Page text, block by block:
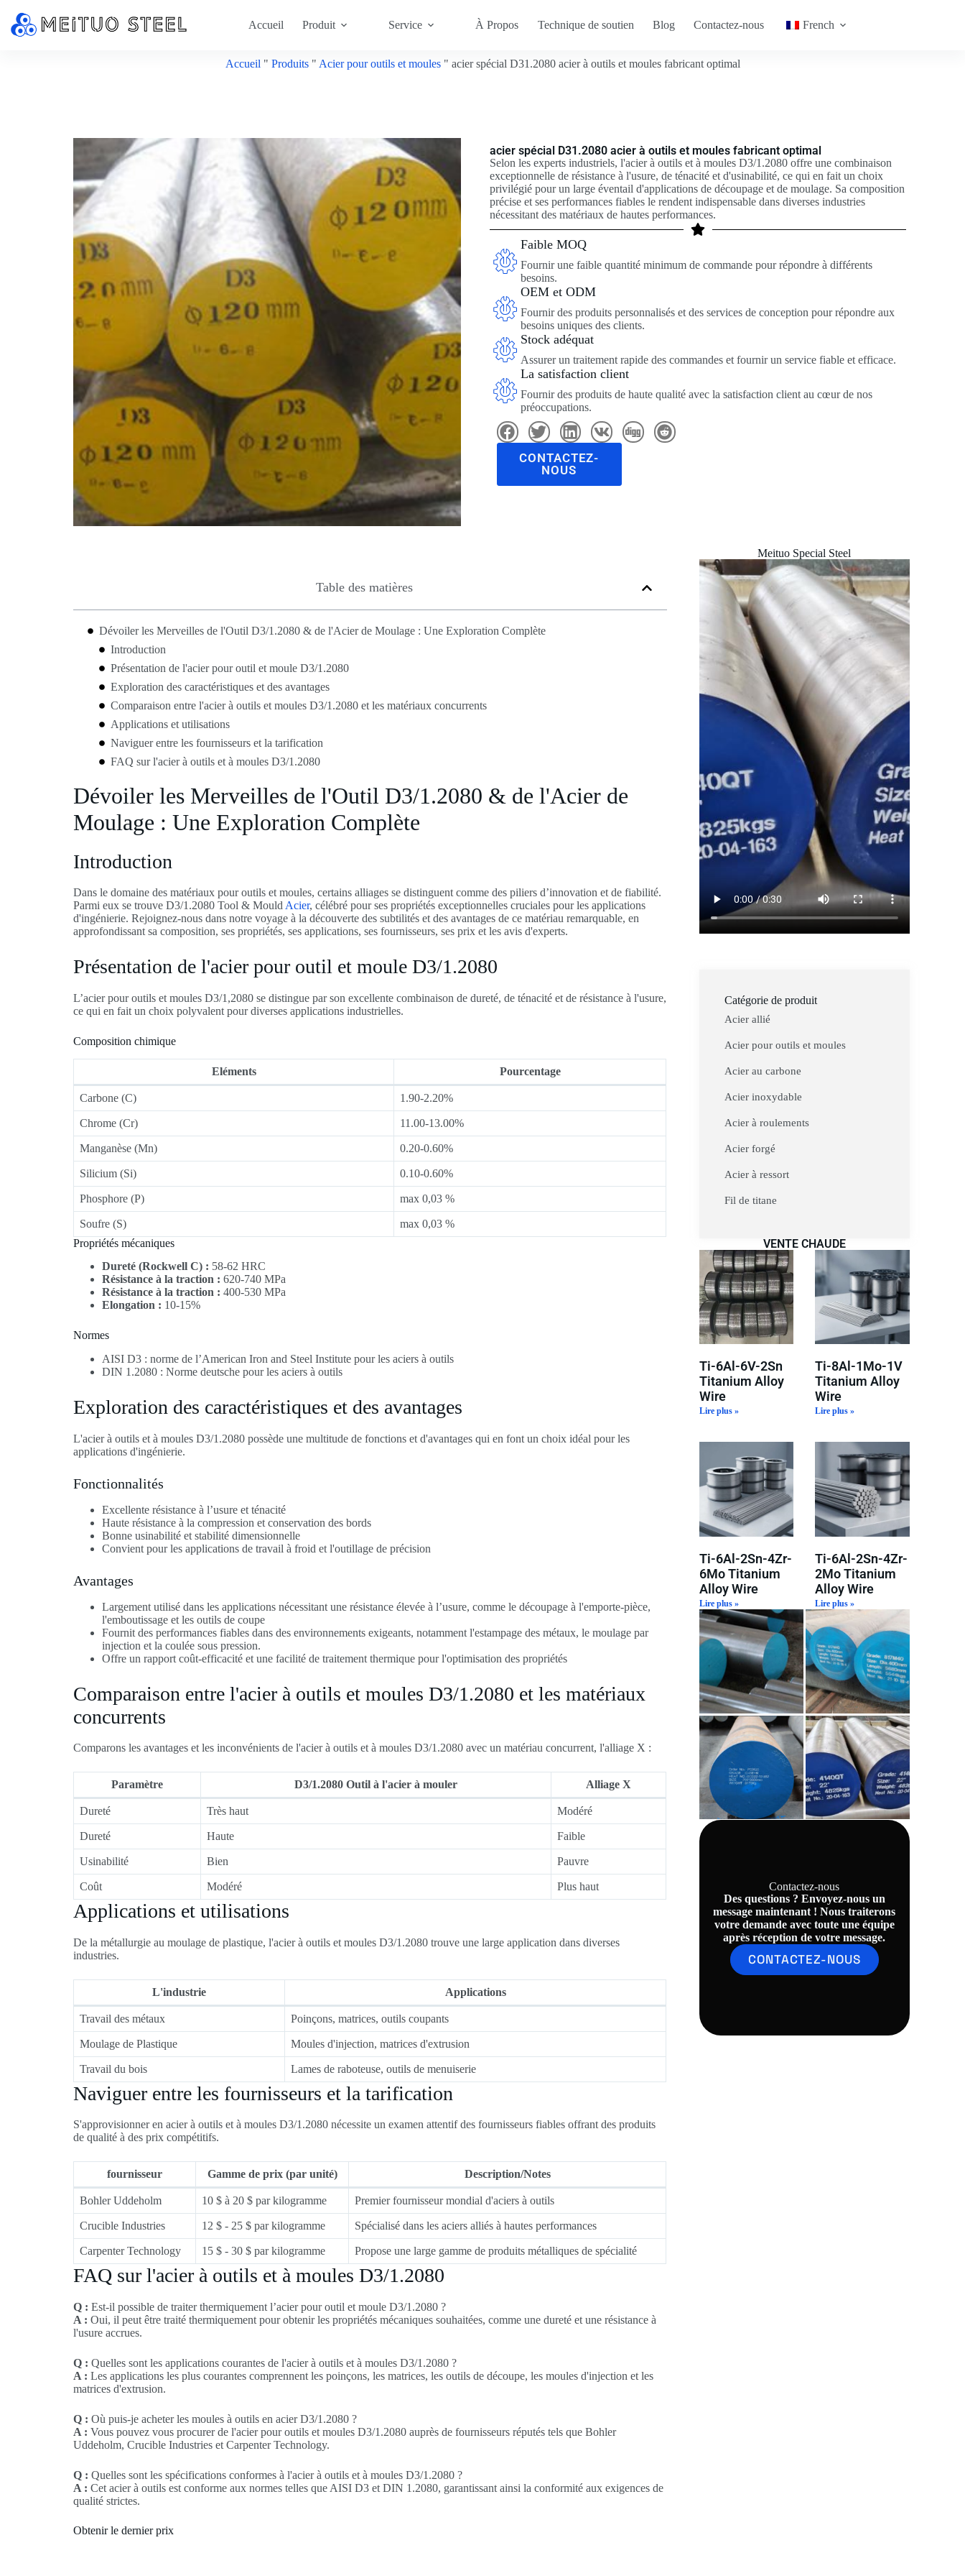
Accueil Produit Service À Propos Technique de soutien Blog Contactez-nous French
Accueil " Produits" Acier pour outils et moules" acier spécial D31.2080 acier à outils et moules fabricant optimal
acier spécial D31.2080 acier à outils et moules fabricant optimal
Selon les experts industriels, l'acier à outils et à moules D3/1.2080 offre une combinaison
exceptionnelle de résistance à l'usure, de ténacité et d'usinabilité, ce qui en fait un choix
privilégié pour un large éventail d'applications de découpage et de moulage. Sa composition
précise et ses performances fiables le rendent indispensable dans diverses industries
nécessitant des matériaux de hautes performances.
Faible MOQ
Fournir une faible quantité minimum de commande pour répondre à différents
besoins.
OEM et ODM
Fournir des produits personnalisés et des services de conception pour répondre aux
besoins uniques des clients.
Stock adéquat
Assurer un traitement rapide des commandes et fournir un service fiable et efficace.
La satisfaction client
Fournir des produits de haute qualité avec la satisfaction client au cœur de nos
préoccupations.
CONTACTEZ-
NOUS
Table des matières
Dévoiler les Merveilles de l'Outil D3/1.2080 & de l'Acier de Moulage : Une Exploration Complète
Introduction
Présentation de l'acier pour outil et moule D3/1.2080
Exploration des caractéristiques et des avantages
Comparaison entre l'acier à outils et moules D3/1.2080 et les matériaux concurrents
Applications et utilisations
Naviguer entre les fournisseurs et la tarification
FAQ sur l'acier à outils et à moules D3/1.2080
Dévoiler les Merveilles de l'Outil D3/1.2080 & de l'Acier de
Moulage : Une Exploration Complète
Introduction
Dans le domaine des matériaux pour outils et moules, certains alliages se distinguent comme des piliers d’innovation et de fiabilité.
Parmi eux se trouve D3/1.2080 Tool & Mould Acier, célébré pour ses propriétés exceptionnelles cruciales pour les applications
d'ingénierie. Rejoignez-nous dans notre voyage à la découverte des subtilités et des avantages de ce matériau remarquable, en
approfondissant sa composition, ses propriétés, ses applications, ses fournisseurs, ses prix et les avis d'experts.
Présentation de l'acier pour outil et moule D3/1.2080
L’acier pour outils et moules D3/1,2080 se distingue par son excellente combinaison de dureté, de ténacité et de résistance à l'usure,
ce qui en fait un choix polyvalent pour diverses applications industrielles.
Composition chimique
Eléments Pourcentage
Carbone (C) 1.90-2.20%
Chrome (Cr) 11.00-13.00%
Manganèse (Mn) 0.20-0.60%
Silicium (Si) 0.10-0.60%
Phosphore (P) max 0,03 %
Soufre (S)
max 0,03 %
Propriétés mécaniques
Dureté (Rockwell C) : 58-62 HRC
Résistance à la traction : 620-740 MPa
Résistance à la traction : 400-530 MPa
Elongation : 10-15%
Normes
AISI D3 : norme de l’American Iron and Steel Institute pour les aciers à outils
DIN 1.2080 : Norme deutsche pour les aciers à outils
Exploration des caractéristiques et des avantages
L'acier à outils et à moules D3/1.2080 possède une multitude de fonctions et d'avantages qui en font un choix idéal pour les
applications d'ingénierie.
Fonctionnalités
Excellente résistance à l’usure et ténacité
Haute résistance à la compression et conservation des bords
Bonne usinabilité et stabilité dimensionnelle
Convient pour les applications de travail à froid et l'outillage de précision
Avantages
Largement utilisé dans les applications nécessitant une résistance élevée à l’usure, comme le découpage à l'emporte-pièce,
l'emboutissage et les outils de coupe
Fournit des performances fiables dans des environnements exigeants, notamment l'estampage des métaux, le moulage par
injection et la coulée sous pression.
Offre un rapport coût-efficacité et une facilité de traitement thermique pour l'optimisation des propriétés
Comparaison entre l'acier à outils et moules D3/1.2080 et les matériaux
concurrents
Comparons les avantages et les inconvénients de l'acier à outils et à moules D3/1.2080 avec un matériau concurrent, l'alliage X :
Paramètre D3/1.2080 Outil à l'acier à mouler Alliage X
Dureté Très haut Modéré
Dureté Haute Faible
Usinabilité Bien Pauvre
Coût Modéré Plus haut
Applications et utilisations
De la métallurgie au moulage de plastique, l'acier à outils et moules D3/1.2080 trouve une large application dans diverses
industries.
L'industrie Applications
Travail des métaux Poinçons, matrices, outils coupants
Moulage de Plastique Moules d'injection, matrices d'extrusion
Travail du bois Lames de raboteuse, outils de menuiserie
Naviguer entre les fournisseurs et la tarification
S'approvisionner en acier à outils et à moules D3/1.2080 nécessite un examen attentif des fournisseurs fiables offrant des produits
de qualité à des prix compétitifs.
fournisseur Gamme de prix (par unité) Description/Notes
Bohler Uddeholm 10 $ à 20 $ par kilogramme Premier fournisseur mondial d'aciers à outils
Crucible Industries 12 $ - 25 $ par kilogramme Spécialisé dans les aciers alliés à hautes performances
Carpenter Technology 15 $ - 30 $ par kilogramme Propose une large gamme de produits métalliques de spécialité
FAQ sur l'acier à outils et à moules D3/1.2080
Q : Est-il possible de traiter thermiquement l’acier pour outil et moule D3/1.2080 ?
A : Oui, il peut être traité thermiquement pour obtenir les propriétés mécaniques souhaitées, comme une dureté et une résistance à
l'usure accrues.
Q : Quelles sont les applications courantes de l'acier à outils et à moules D3/1.2080 ?
A : Les applications les plus courantes comprennent les poinçons, les matrices, les outils de découpe, les moules d'injection et les
matrices d'extrusion.
Q : Où puis-je acheter les moules à outils en acier D3/1.2080 ?
A : Vous pouvez vous procurer de l'acier pour outils et moules D3/1.2080 auprès de fournisseurs réputés tels que Bohler
Uddeholm, Crucible Industries et Carpenter Technology.
Q : Quelles sont les spécifications conformes à l'acier à outils et à moules D3/1.2080 ?
A : Cet acier à outils est conforme aux normes telles que AISI D3 et DIN 1.2080, garantissant ainsi la conformité aux exigences de
qualité strictes.
Obtenir le dernier prix
Meituo Special Steel
Catégorie de produit
Acier allié
Acier pour outils et moules
Acier au carbone
Acier inoxydable
Acier à roulements
Acier forgé
Acier à ressort
Fil de titane
VENTE CHAUDE
Ti-6Al-6V-2Sn
Titanium Alloy
Wire
Lire plus »
Ti-8Al-1Mo-1V
Titanium Alloy
Wire
Lire plus »
Ti-6Al-2Sn-4Zr-
6Mo Titanium
Alloy Wire
Lire plus »
Ti-6Al-2Sn-4Zr-
2Mo Titanium
Alloy Wire
Lire plus »
Contactez-nous
Des questions ? Envoyez-nous un
message maintenant ! Nous traiterons
votre demande avec toute une équipe
après réception de votre message.
CONTACTEZ-NOUS